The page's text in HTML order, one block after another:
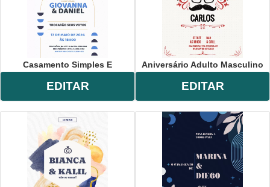
Casamento Simples E
EDITAR
Aniversário Adulto Masculino
EDITAR